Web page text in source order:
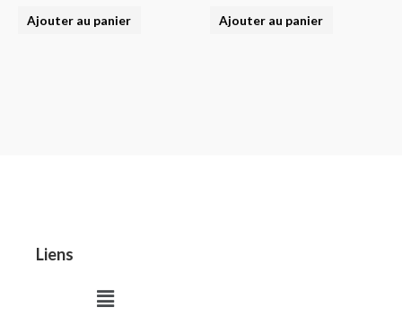
Ajouter au panier Ajouter au panier
Liens
Menu